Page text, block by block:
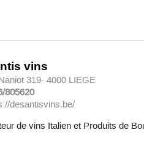
vins
319- 4000 LIEGE
805620
desantisvins.be/
de vins Italien et Produits de